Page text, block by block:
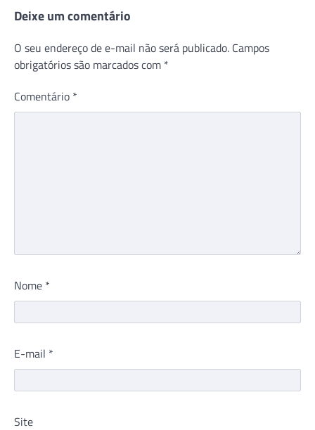
Deixe um comentário
O seu endereço de e-mail não será publicado. Campos
obrigatórios são marcados com *
Comentário *
Nome *
E-mail *
Site